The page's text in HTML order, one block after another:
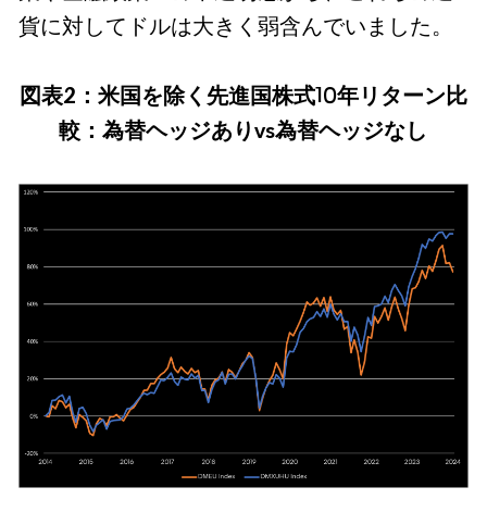
貨に対してドルは大きく弱含んでいました。
図表2：米国を除く先進国株式10年リターン比
較：為替ヘッジありvs為替ヘッジなし